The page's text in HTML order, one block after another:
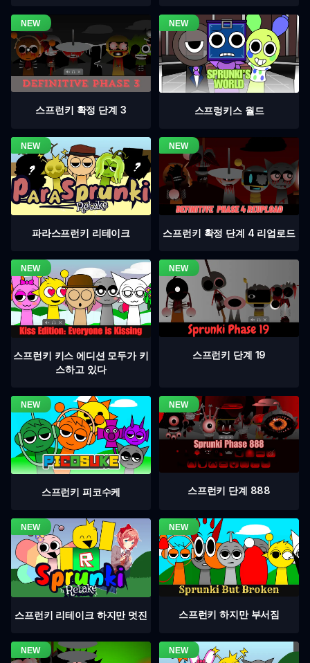
스프런키 확정 단계 3 스프렁키스 월드
파라스프런키 리테이크 스프런키 확정 단계 4 리업로드
스프런키 키스 에디션 모두가 키
스하고 있다
스프런키 단계 19
스프런키 피코수케 스프런키 단계 888
스프런키 리테이크 하지만 멋진 스프런키 하지만 부서짐